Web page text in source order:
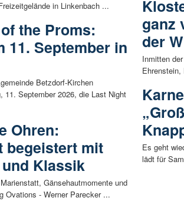
in Linkenbach ...
the Proms:
11. September in
Betzdorf-Kirchen
11. September 2026, die Last Night
Ohren:
begeistert mit
Klassik
Gänsehautmomente und
Ovations - Werner Parecker ...
ganz
der
Inmitten
Ehrenstein,
Es geht
lädt für